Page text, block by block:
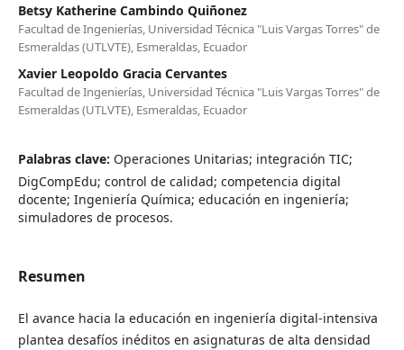
Betsy Katherine Cambindo Quiñonez
Facultad de Ingenierías, Universidad Técnica "Luis Vargas Torres" de
Esmeraldas (UTLVTE), Esmeraldas, Ecuador
Xavier Leopoldo Gracia Cervantes
Facultad de Ingenierías, Universidad Técnica "Luis Vargas Torres" de
Esmeraldas (UTLVTE), Esmeraldas, Ecuador
Palabras clave: Operaciones Unitarias; integración TIC;
DigCompEdu; control de calidad; competencia digital
docente; Ingeniería Química; educación en ingeniería;
simuladores de procesos.
Resumen
El avance hacia la educación en ingeniería digital-intensiva
plantea desafíos inéditos en asignaturas de alta densidad